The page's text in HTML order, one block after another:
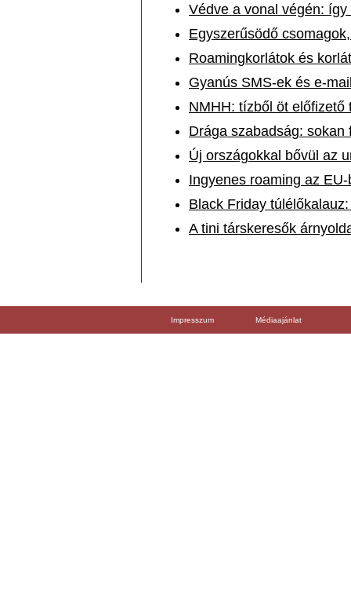
Védve a vonal végén:
Egyszerűsödő
Roamingkorlátok és
Gyanús SMS-ek és e-
NMHH: tízből öt előfizető
Drága szabadság:
Új országokkal bővül az
Ingyenes roaming az
Black Friday
A tini társkeresők
Impresszum Médiaajánlat